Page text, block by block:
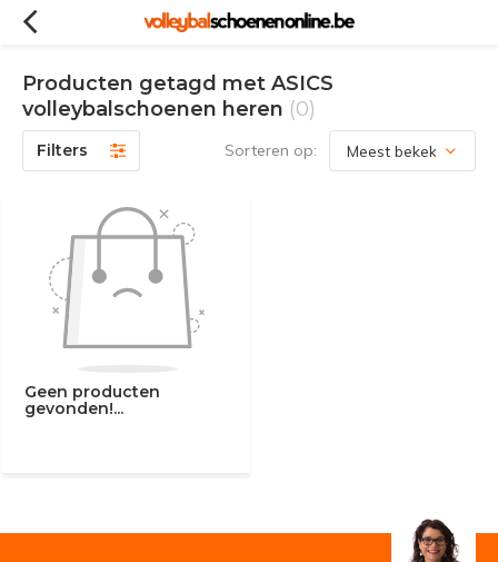
Producten getagd met ASICS
volleybalschoenen heren (0)
Filters Sorteren op:
Geen producten
gevonden!...